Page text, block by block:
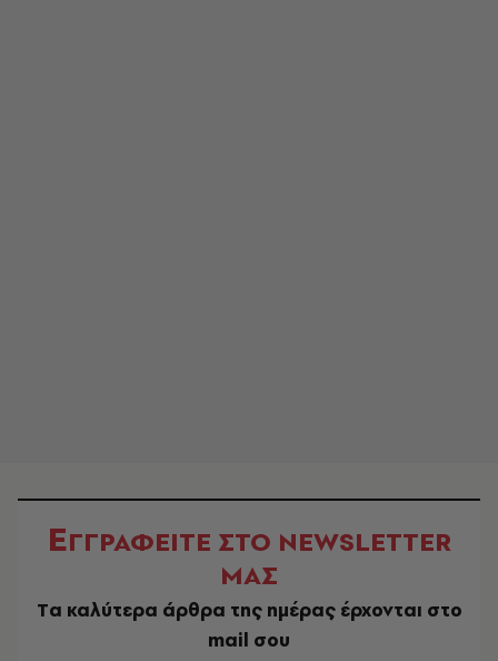
ΕΓΓΡΑΦΕΙΤΕ ΣΤΟ NEWSLETTER
ΜΑΣ
Tα καλύτερα άρθρα της ημέρας έρχονται στο
mail σου